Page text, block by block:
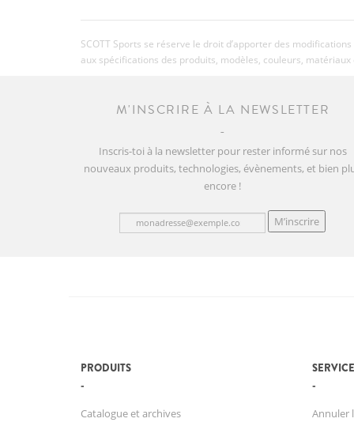
SCOTT Sports se réserve le droit d’apporter des
aux spécifications des produits, modèles, couleurs, matériaux
M'INSCRIRE À LA NEWSLETTER
Inscris-toi à la newsletter pour rester informé sur nos
nouveaux produits, technologies, évènements, et bien
encore !
M’inscrire
PRODUITS
Catalogue et archives
Annuler